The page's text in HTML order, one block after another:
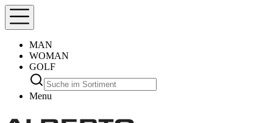
MAN
WOMAN
GOLF
Menu